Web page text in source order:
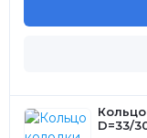
D=33/